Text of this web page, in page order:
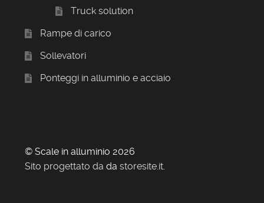
Truck solution
Rampe di carico
Sollevatori
Ponteggi in alluminio e acciaio
© Scale in alluminio 2026
Sito progettato da da storesite.it.